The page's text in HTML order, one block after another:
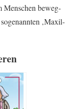
Men­schen beweg­
‚Maxil­